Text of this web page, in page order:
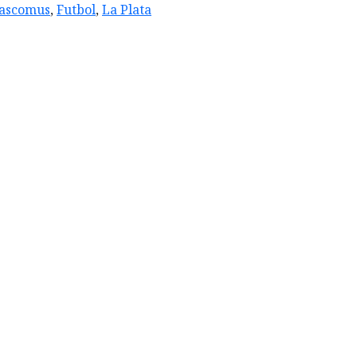
,Futbol,La Plata